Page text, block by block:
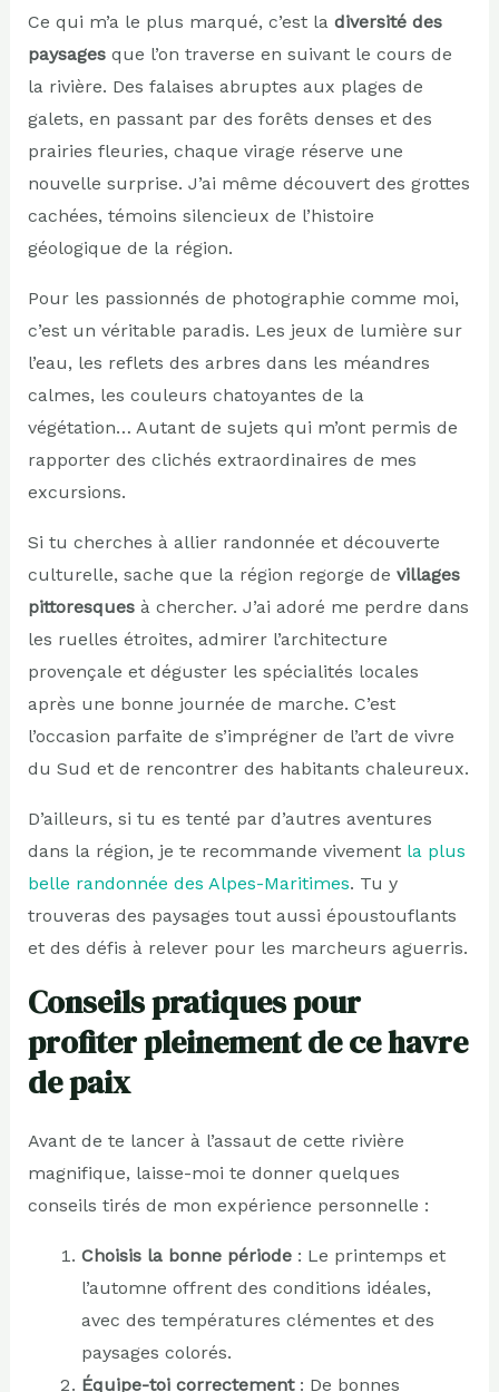
Ce qui m’a le plus marqué, c’est la diversité des
paysagesque l’on traverse en suivant le cours de
la rivière. Des falaises abruptes aux plages de
galets, en passant par des forêts denses et des
prairies fleuries, chaque virage réserve une
nouvelle surprise. J’ai même découvert des grottes
cachées, témoins silencieux de l’histoire
géologique de la région.
Pour les passionnés de photographie comme moi,
c’est un véritable paradis. Les jeux de lumière sur
l’eau, les reflets des arbres dans les méandres
calmes, les couleurs chatoyantes de la
végétation… Autant de sujets qui m’ont permis de
rapporter des clichés extraordinaires de mes
excursions.
Si tu cherches à allier randonnée et découverte
culturelle, sache que la région regorge de villages
pittoresquesà chercher. J’ai adoré me perdre dans
les ruelles étroites, admirer l’architecture
provençale et déguster les spécialités locales
après une bonne journée de marche. C’est
l’occasion parfaite de s’imprégner de l’art de vivre
du Sud et de rencontrer des habitants chaleureux.
D’ailleurs, si tu es tenté par d’autres aventures
dans la région, je te recommande vivement la plus
belle randonnée des Alpes-Maritimes. Tu y
trouveras des paysages tout aussi époustouflants
et des défis à relever pour les marcheurs aguerris.
Conseils pratiques pour
profiter pleinement de ce havre
de paix
Avant de te lancer à l’assaut de cette rivière
magnifique, laisse-moi te donner quelques
conseils tirés de mon expérience personnelle :
Choisis la bonne période: Le printemps et
l’automne offrent des conditions idéales,
avec des températures clémentes et des
paysages colorés.
Équipe-toi correctement: De bonnes